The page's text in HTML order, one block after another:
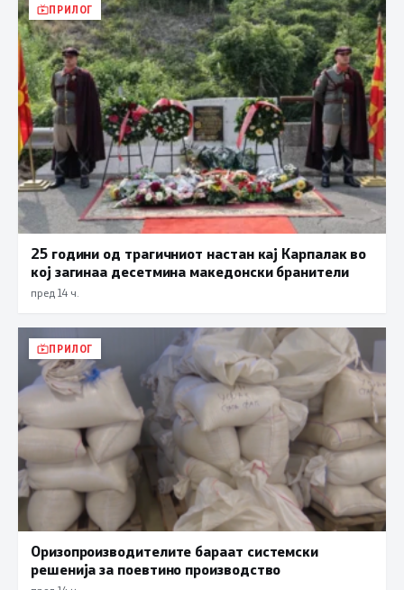
ПРИЛОГ
25 години од трагичниот настан кај Карпалак во
кој загинаа десетмина македонски бранители
пред 14 ч.
ПРИЛОГ
Оризопроизводителите бараат системски
решенија за поевтино производство